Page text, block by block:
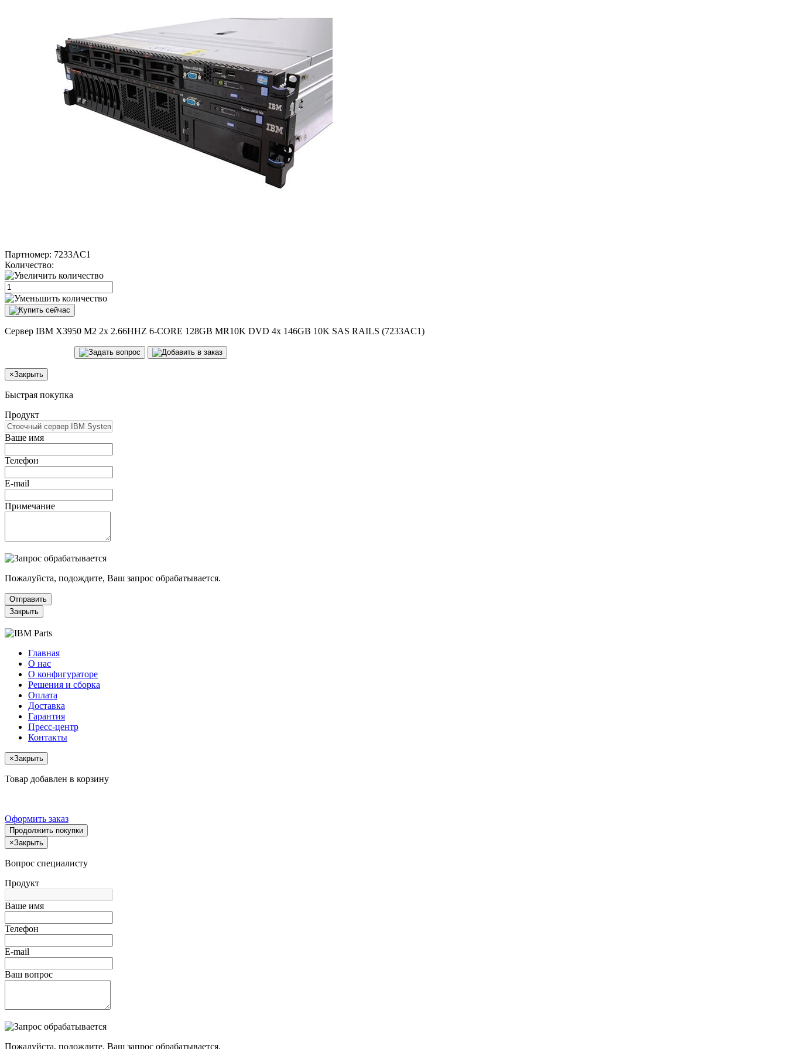
Партномер: 7233AC1
Количество:
Сервер IBM X3950 M2 2x 2.66HHZ 6-CORE 128GB MR10K DVD 4x 146GB 10K SAS RAILS (7233AC1)
×Закрыть
Быстрая покупка
Продукт
Ваше имя
Телефон
E-mail
Примечание
Пожалуйста, подождите, Ваш запрос обрабатывается.
Отправить
Закрыть
Главная
О нас
О конфигураторе
Решения и сборка
Оплата
Доставка
Гарантия
Пресс-центр
Контакты
×Закрыть
Товар добавлен в корзину
Оформить заказ
Продолжить покупки
×Закрыть
Вопрос специалисту
Продукт
Ваше имя
Телефон
E-mail
Ваш вопрос
Пожалуйста, подождите, Ваш запрос обрабатывается.